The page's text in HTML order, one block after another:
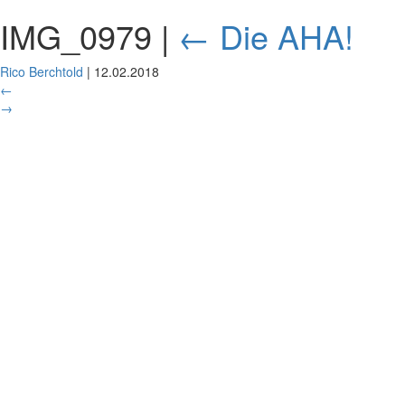
IMG_0979 | ← Die AHA!
Rico Berchtold | 12.02.2018
←
→